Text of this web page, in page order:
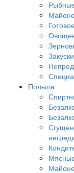
Закуски
Польша